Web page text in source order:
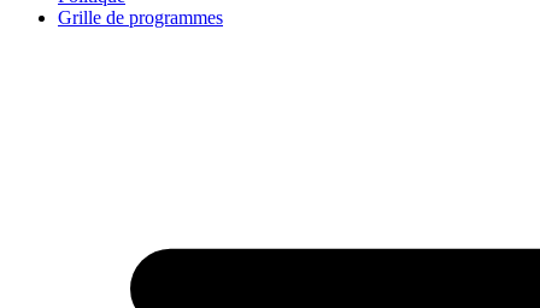
Grille de programmes